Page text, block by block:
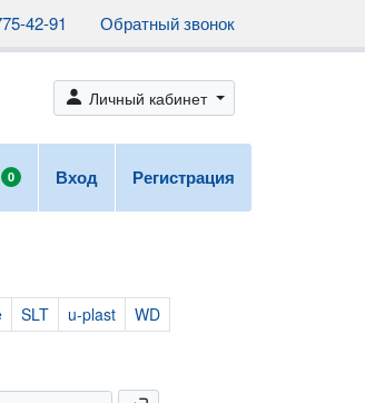
42-91 Обратный звонок
person_fill Личный кабинет
0 Вход Регистрация
SLT u-plast
WD